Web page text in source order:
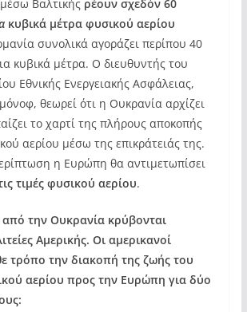
Βαλτικής ρέουν σχεδόν 60
κυβικά μέτρα φυσικού αερίου
συνολικά αγοράζει περίπου 40
κυβικά μέτρα. Ο διευθυντής του
Εθνικής Ενεργειακής Ασφάλειας,
θεωρεί ότι η Ουκρανία αρχίζει
το χαρτί της πλήρους αποκοπής
αερίου μέσω της επικράτειάς της.
η Ευρώπη θα αντιμετωπίσει
τιμές φυσικού αερίου.
την Ουκρανία κρύβονται
Αμερικής. Οι αμερικανοί
τρόπο την διακοπή της ζωής του
αερίου προς την Ευρώπη για δύο